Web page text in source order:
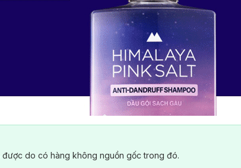
được do có hàng không nguồn gốc trong đó.